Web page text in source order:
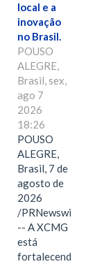
local e a
inovação
no Brasil.
POUSO
ALEGRE,
Brasil, sex,
ago 7
2026
18:26
POUSO
ALEGRE,
Brasil, 7 de
agosto de
2026
/PRNewswire/
-- A XCMG
está
fortalecendo a